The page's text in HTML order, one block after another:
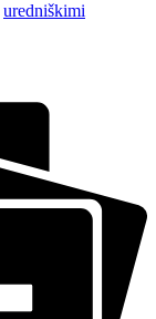
uredniškimi